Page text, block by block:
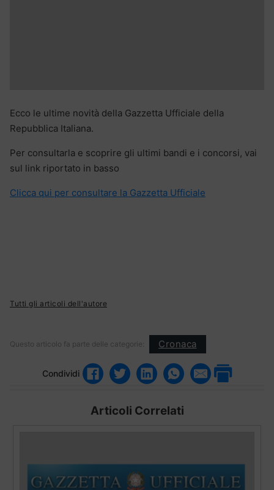
Ecco le ultime novità della Gazzetta Ufficiale della
Repubblica Italiana.
Per consultarla e scoprire gli ultimi bandi e i concorsi, vai
sul link riportato in basso
Clicca qui per consultare la Gazzetta Ufficiale
Tutti gli articoli dell'autore
Questo articolo fa parte delle categorie: Cronaca
Condividi
Articoli Correlati